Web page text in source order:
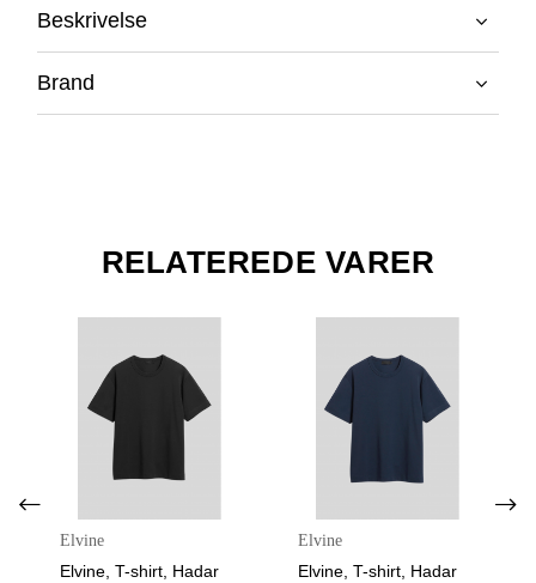
Beskrivelse
Brand
RELATEREDE VARER
Elvine
Elvine, T-shirt, Hadar
Elvine
Elvine, T-shirt, Hadar